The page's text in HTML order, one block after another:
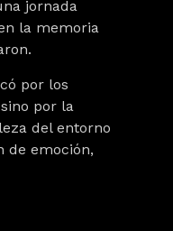
jornada
la memoria
por los
por la
del entorno
de emoción,